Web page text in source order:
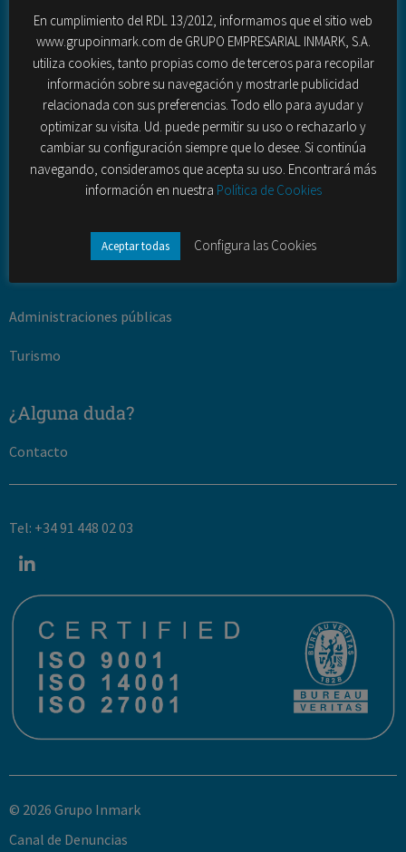
Desarrollo turístico y territorial
Fuerza de ventas externas
Contact Center (outbound – inbound)
Sectores
Banca y seguros
Telecomunciaciones
ONG
Administraciones públicas
Turismo
¿Alguna duda?
Contacto
Tel: +34 91 448 02 03
© 2026 Grupo Inmark
Canal de Denuncias
En cumplimiento del RDL 13/2012, informamos que el sitio web
www.grupoinmark.com de GRUPO EMPRESARIAL INMARK, S.A.
utiliza cookies, tanto propias como de terceros para recopilar
información sobre su navegación y mostrarle publicidad
relacionada con sus preferencias. Todo ello para ayudar y
optimizar su visita. Ud. puede permitir su uso o rechazarlo y
cambiar su configuración siempre que lo desee. Si continúa
navegando, consideramos que acepta su uso. Encontrará más
información en nuestra Política de Cookies
Aceptar todas Configura las Cookies